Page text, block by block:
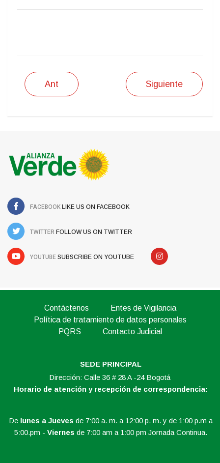
Ant Siguiente
FACEBOOK LIKE US ON FACEBOOK
TWITTER FOLLOW US ON TWITTER
YOUTUBE SUBSCRIBE ON YOUTUBE
Contáctenos
Entes de Vigilancia
Política de tratamiento de datos personales
PQRS
Contacto Judicial
SEDE PRINCIPAL
Dirección: Calle 36 # 28 A -24 Bogotá
Horario de atención y recepción de correspondencia:
De lunes a Jueves de 7:00 a. m. a 12:00 p. m. y de 1:00 p.m a
5:00.pm - Viernes de 7:00 am a 1:00 pm Jornada Continua.